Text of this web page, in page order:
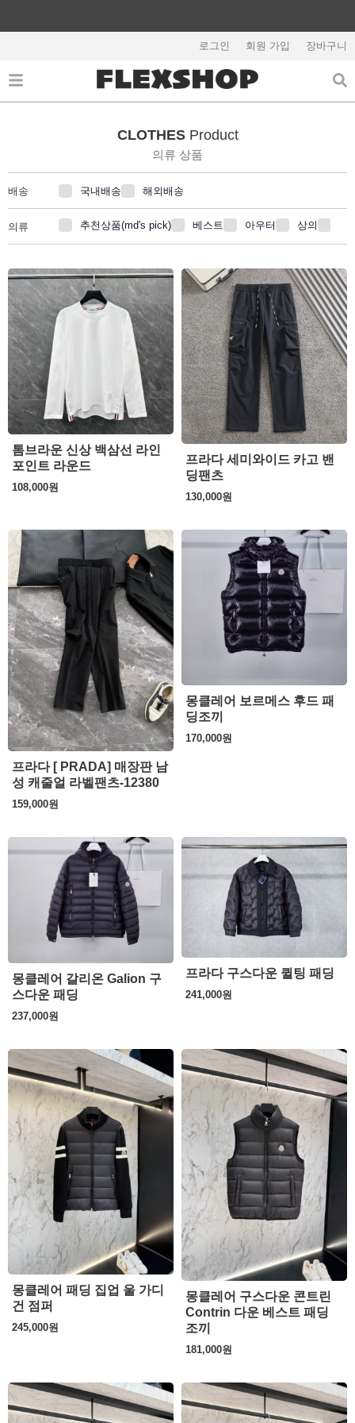
건
너
로그인 회원 가입 장바구니
CLOTHESProduct
의류 상품
배송 국내배송 해외배송
의류 추천상품(md's pick) 베스트 아우터 상의
톰브라운 신상 백삼선 라인
포인트 라운드
108,000원
프라다 세미와이드 카고 밴
딩팬츠
130,000원
프라다 [ PRADA] 매장판 남
성 캐줄얼 라벨팬츠-12380
159,000원
몽클레어 보르메스 후드 패
딩조끼
170,000원
몽클레어 갈리온 Galion 구
스다운 패딩
237,000원
프라다 구스다운 퀼팅 패딩
241,000원
몽클레어 패딩 집업 울 가디
건 점퍼
245,000원
몽클레어 구스다운 콘트린
Contrin 다운 베스트 패딩
조끼
181,000원